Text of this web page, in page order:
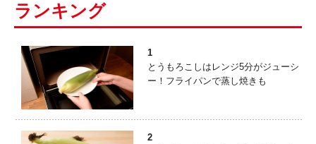
ランキング
1
とうもろこしはレンジ5分がジューシ
ー！フライパンで蒸し焼きも
2